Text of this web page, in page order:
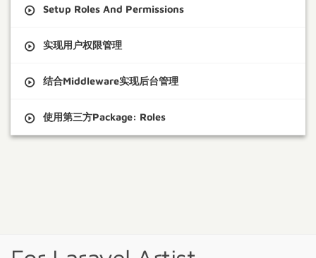
Setup Roles And Permissions
实现用户权限管理
结合Middleware实现后台管理
使用第三方Package: Roles